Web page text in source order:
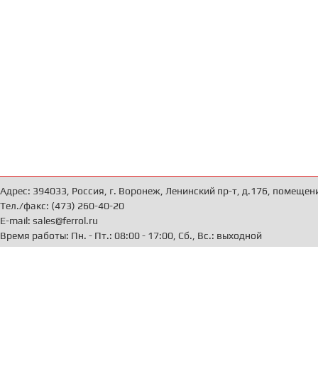
Адрес: 394033, Россия, г. Воронеж, Ленинский пр-т, д.176,
Тел./факс: (473) 260-40-20
E-mail: sales@ferrol.ru
Время работы: Пн. - Пт.: 08:00 - 17:00, Сб., Вс.: выходной